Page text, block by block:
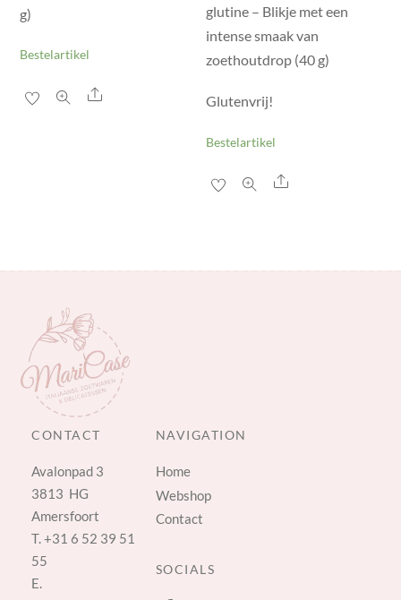
g)
Bestelartikel
Share
glutine – Blikje met een
intense smaak van
zoethoutdrop (40 g)
Glutenvrij!
Bestelartikel
Share
CONTACT
Avalonpad 3
3813 HG
Amersfoort
T.+31 6 52 39 51
55
E.
NAVIGATION
Home
Webshop
Contact
SOCIALS